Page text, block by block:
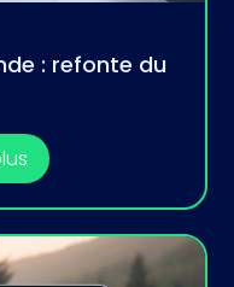
: refonte du